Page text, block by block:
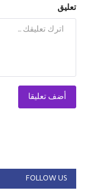
تعليق
أضف تعليقا
FOLLOW US